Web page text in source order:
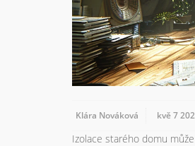
Klára Nováková kvě 7
Izolace starého domu